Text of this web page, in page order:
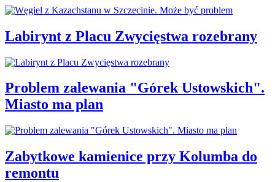
Labirynt z Placu Zwycięstwa rozebrany
Problem zalewania "Górek Ustowskich".
Miasto ma plan
Zabytkowe kamienice przy Kolumba do
remontu